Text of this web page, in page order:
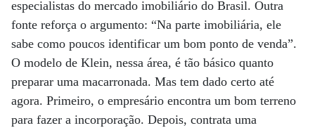
especialistas do mercado imobiliário do Brasil. Outra
fonte reforça o argumento: “Na parte imobiliária, ele
sabe como poucos identificar um bom ponto de venda”.
O modelo de Klein, nessa área, é tão básico quanto
preparar uma macarronada. Mas tem dado certo até
agora. Primeiro, o empresário encontra um bom terreno
para fazer a incorporação. Depois, contrata uma